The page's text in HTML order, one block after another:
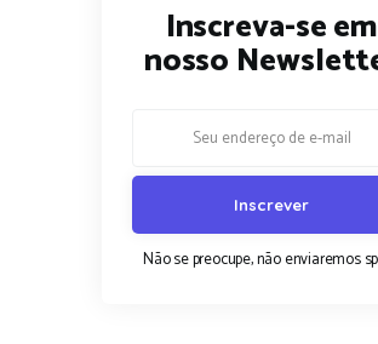
Inscreva-se em
nosso
Não se preocupe, não enviaremos